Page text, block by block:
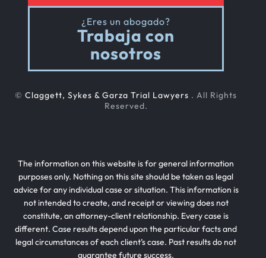
¿Eres un abogado?
Trabaja con
nosotros
© Claggett, Sykes & Garza Trial Lawyers . All Rights
Reserved.
The information on this website is for general information
purposes only. Nothing on this site should be taken as legal
advice for any individual case or situation. This information is
not intended to create, and receipt or viewing does not
constitute, an attorney-client relationship. Every case is
different. Case results depend upon the particular facts and
legal circumstances of each client’s case. Past results do not
guarantee future success.